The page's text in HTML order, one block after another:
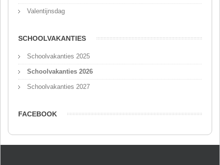
Valentijnsdag
SCHOOLVAKANTIES
Schoolvakanties 2025
Schoolvakanties 2026
Schoolvakanties 2027
FACEBOOK